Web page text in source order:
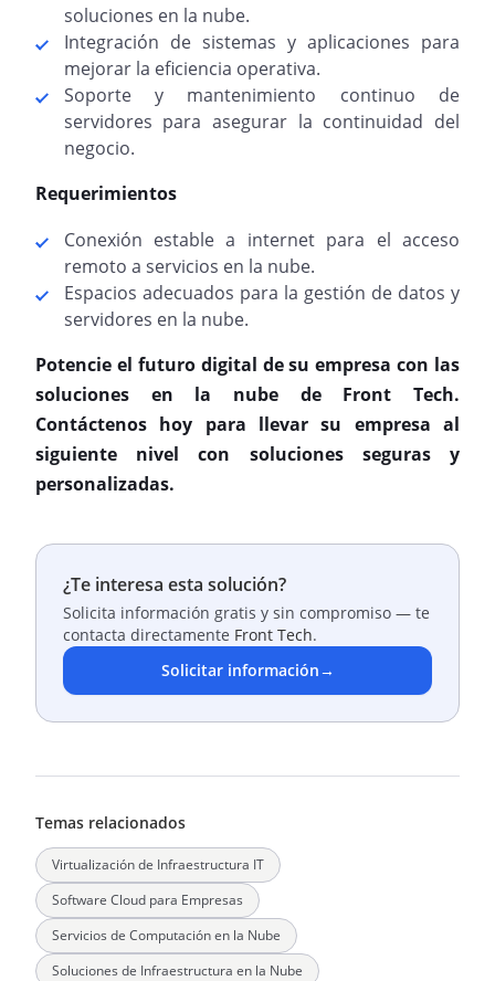
soluciones en la nube.
Integración de sistemas y aplicaciones para
mejorar la eficiencia operativa.
Soporte y mantenimiento continuo de
servidores para asegurar la continuidad del
negocio.
Requerimientos
Conexión estable a internet para el acceso
remoto a servicios en la nube.
Espacios adecuados para la gestión de datos y
servidores en la nube.
Potencie el futuro digital de su empresa con las
soluciones en la nube de Front Tech.
Contáctenos hoy para llevar su empresa al
siguiente nivel con soluciones seguras y
personalizadas.
¿Te interesa esta solución?
Solicita información gratis y sin compromiso — te
contacta directamente Front Tech.
Solicitar información→
Temas relacionados
Virtualización de Infraestructura IT
Software Cloud para Empresas
Servicios de Computación en la Nube
Soluciones de Infraestructura en la Nube